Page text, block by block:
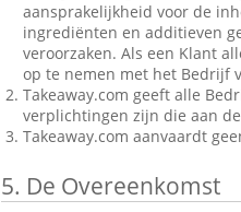
aansprakelijkheid voor de
ingrediënten en additieven
veroorzaken. Als een Klant
op te nemen met het Bedrijf
Takeaway.com geeft alle
verplichtingen zijn die aan
Takeaway.com aanvaardt
5. De Overeenkomst